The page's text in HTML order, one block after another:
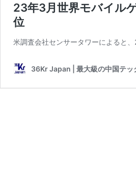
23年3月世界モバイル
位
米調査会社センサータワーによると
36Kr Japan | 最大級の中国テッ